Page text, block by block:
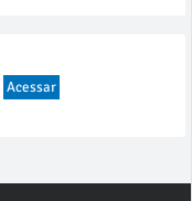
Acessar